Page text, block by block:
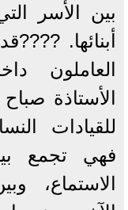
بين الأسر
أبنائها.
العاملون
الأستاذة
للقيادات
فهي تجمع
الاستماع،